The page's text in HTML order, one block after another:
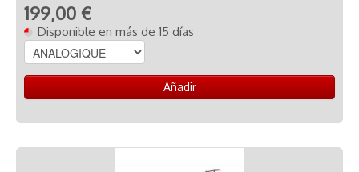
199,00 €
Disponible en más de 15 días
Añadir